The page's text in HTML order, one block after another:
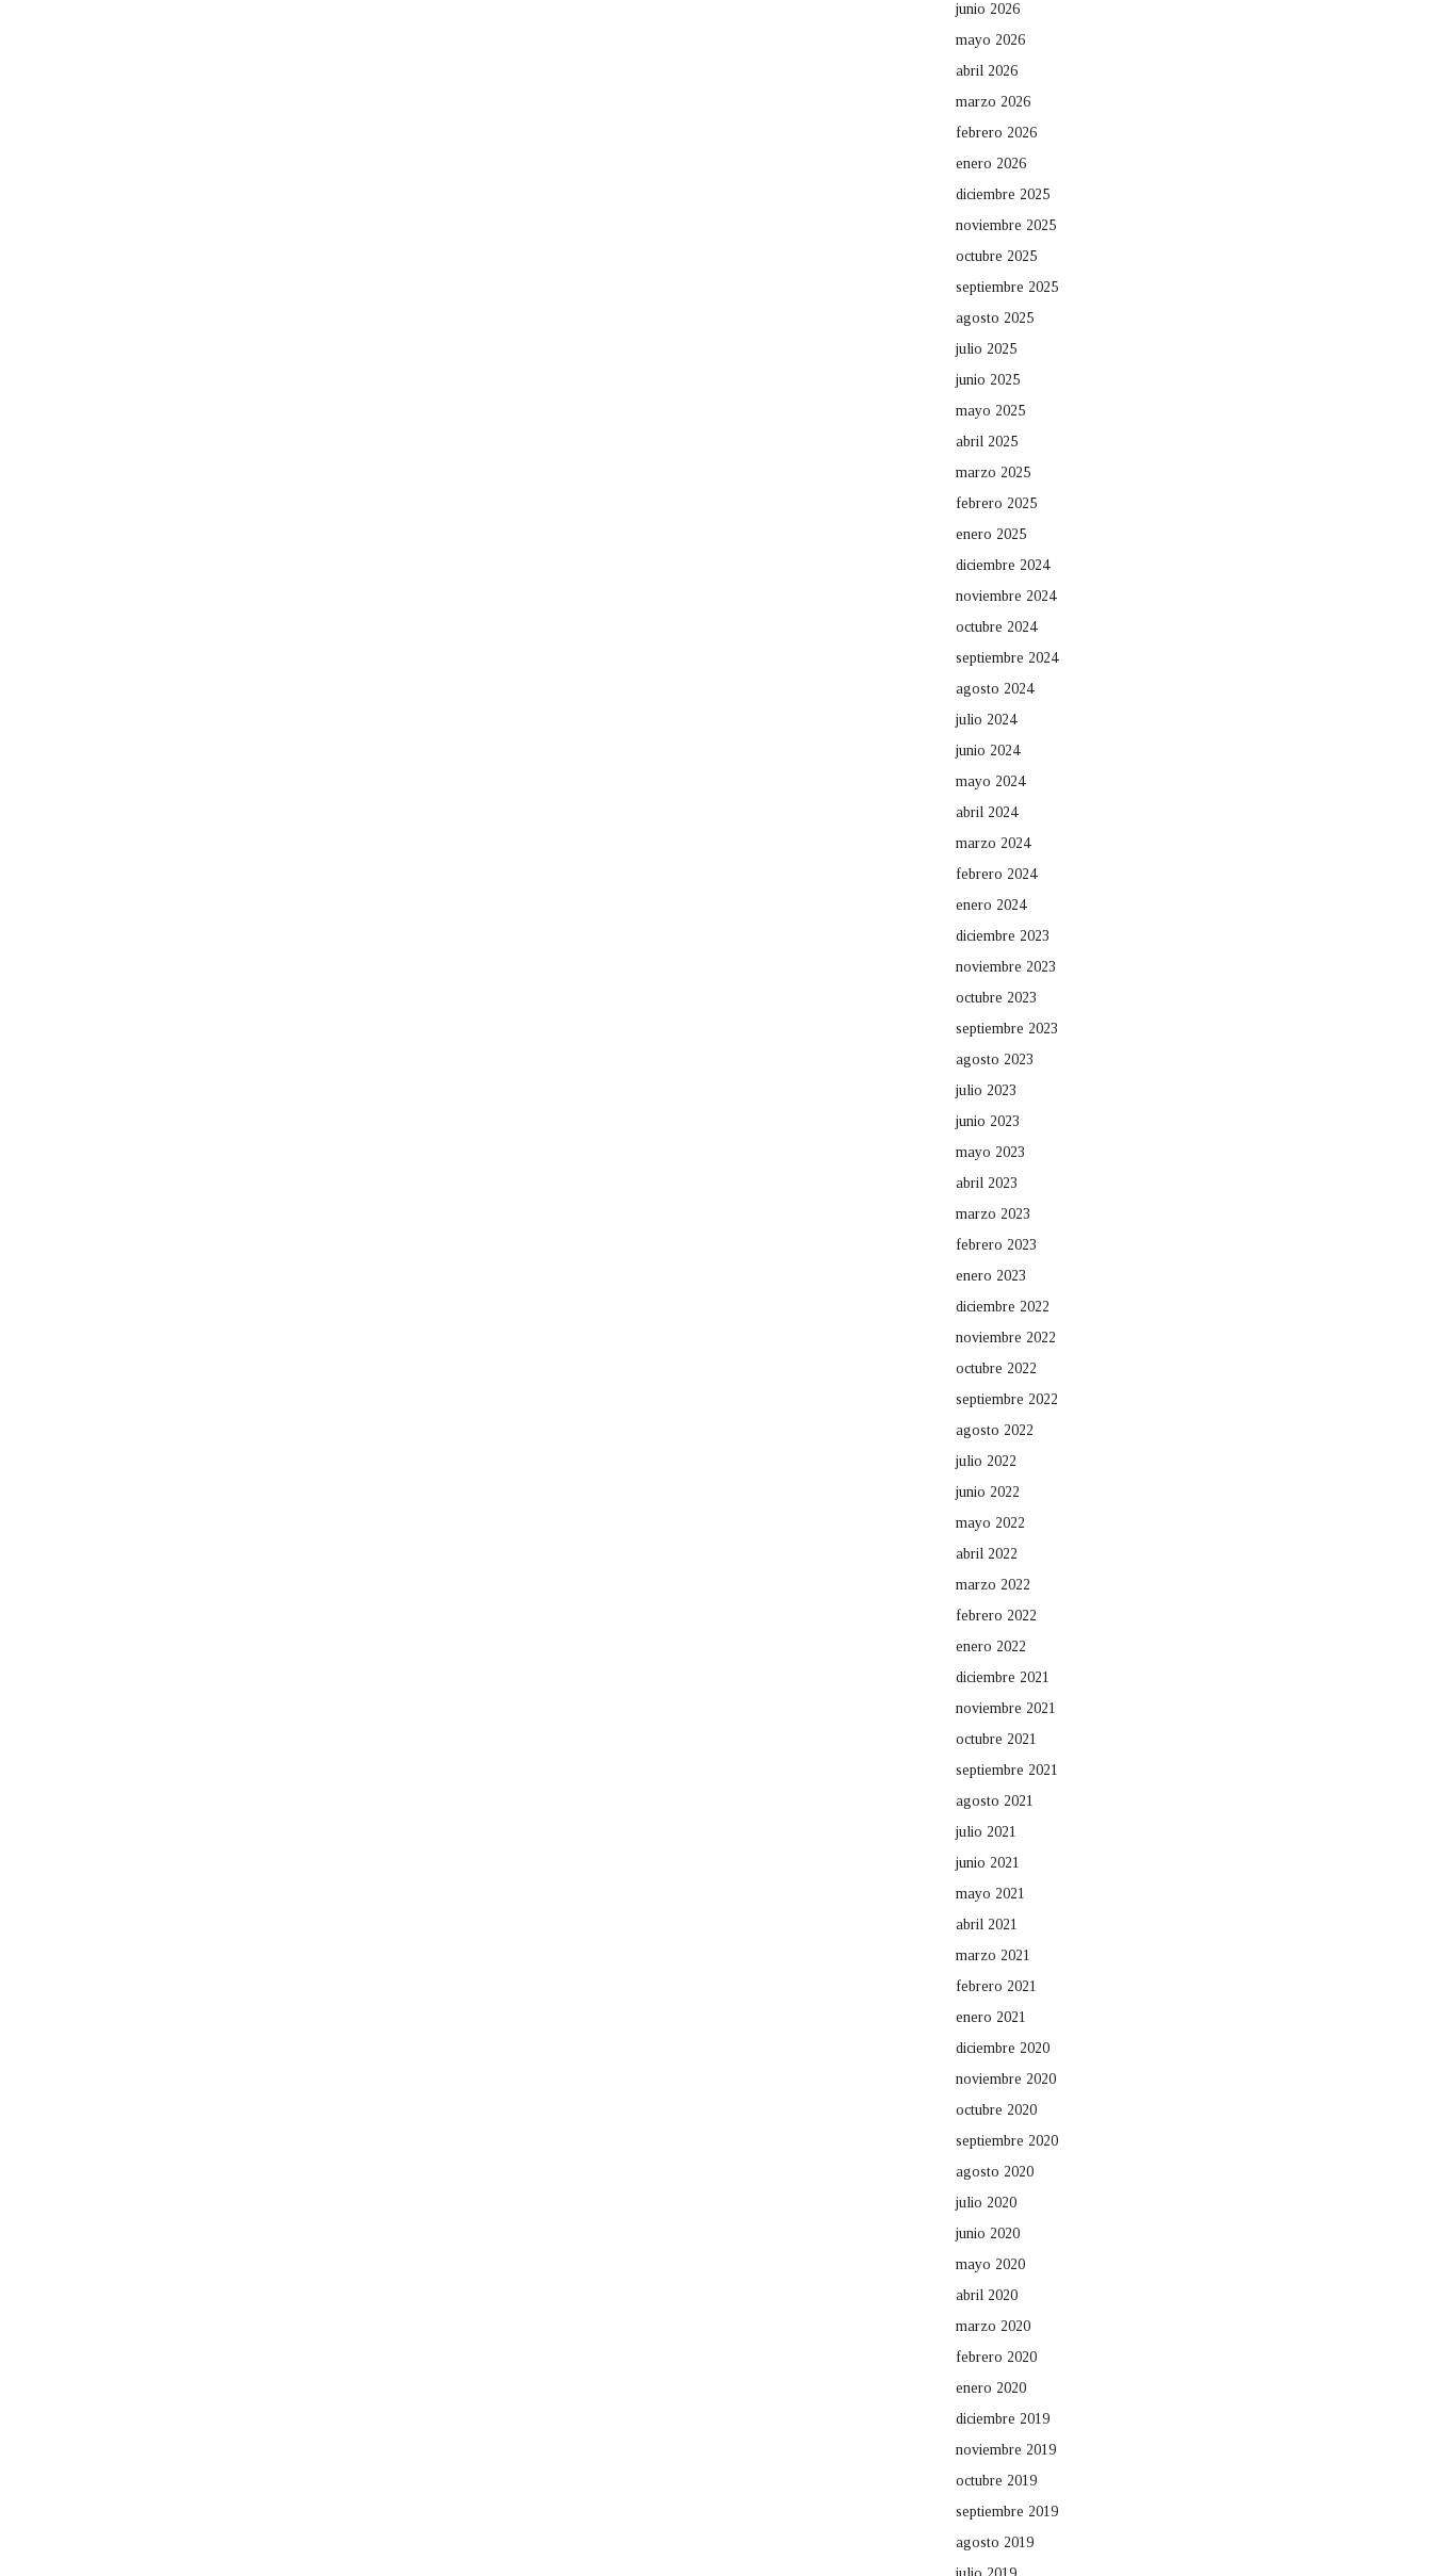
junio 2026
mayo 2026
abril 2026
marzo 2026
febrero 2026
enero 2026
diciembre 2025
noviembre 2025
octubre 2025
septiembre 2025
agosto 2025
julio 2025
junio 2025
mayo 2025
abril 2025
marzo 2025
febrero 2025
enero 2025
diciembre 2024
noviembre 2024
octubre 2024
septiembre 2024
agosto 2024
julio 2024
junio 2024
mayo 2024
abril 2024
marzo 2024
febrero 2024
enero 2024
diciembre 2023
noviembre 2023
octubre 2023
septiembre 2023
agosto 2023
julio 2023
junio 2023
mayo 2023
abril 2023
marzo 2023
febrero 2023
enero 2023
diciembre 2022
noviembre 2022
octubre 2022
septiembre 2022
agosto 2022
julio 2022
junio 2022
mayo 2022
abril 2022
marzo 2022
febrero 2022
enero 2022
diciembre 2021
noviembre 2021
octubre 2021
septiembre 2021
agosto 2021
julio 2021
junio 2021
mayo 2021
abril 2021
marzo 2021
febrero 2021
enero 2021
diciembre 2020
noviembre 2020
octubre 2020
septiembre 2020
agosto 2020
julio 2020
junio 2020
mayo 2020
abril 2020
marzo 2020
febrero 2020
enero 2020
diciembre 2019
noviembre 2019
octubre 2019
septiembre 2019
agosto 2019